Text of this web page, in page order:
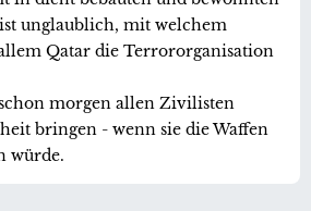
unglaublich, mit welchem
Qatar die Terrororganisation
morgen allen Zivilisten
bringen - wenn sie die Waffen
würde.